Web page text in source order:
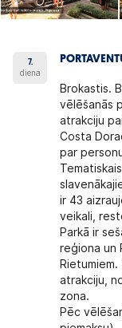
7.
diena
Brokastis.
vēlēšanās
atrakciju
Costa
par
ir 43
veikali,
Parkā ir
reģiona un
atrakciju,
zona.
Pēc